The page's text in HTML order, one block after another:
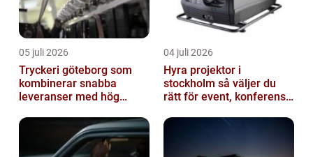
05 juli 2026
Tryckeri göteborg som
kombinerar snabba
leveranser med hög
04 juli 2026
Hyra projektor i
stockholm så väljer du
rätt för event, konferens